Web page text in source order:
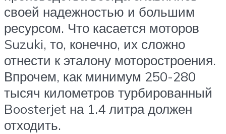
своей надежностью и большим
ресурсом. Что касается моторов
Suzuki, то, конечно, их сложно
отнести к эталону моторостроения.
Впрочем, как минимум 250-280
тысяч километров турбированный
Boosterjet на 1.4 литра должен
отходить.